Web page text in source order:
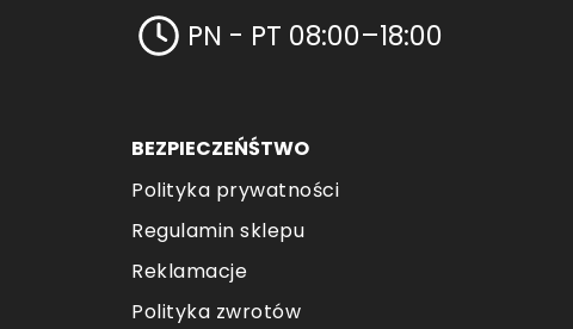
PN - PT 08:00–18:00
BEZPIECZEŃŚTWO
Polityka prywatności
Regulamin sklepu
Reklamacje
Polityka zwrotów